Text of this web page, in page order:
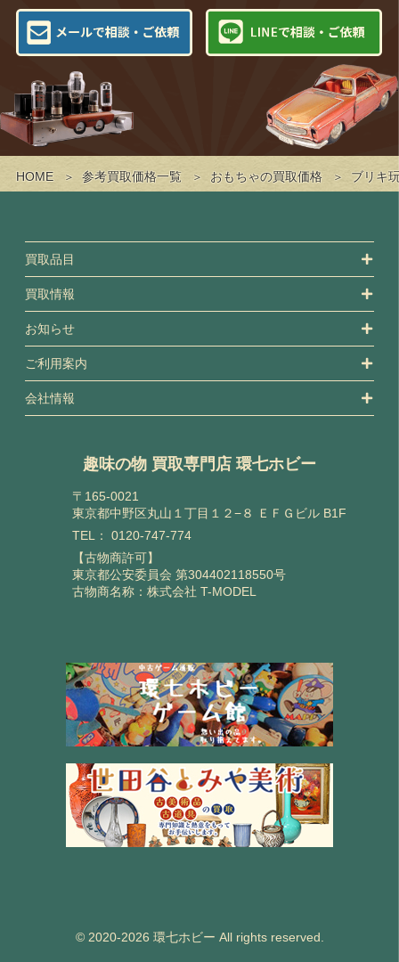
HOME 参考買取価格一覧 おもちゃの買取価格 ブリキ
買取品目
買取情報
お知らせ
ご利用案内
会社情報
趣味の物 買取専門店 環七ホビー
〒165-0021
東京都中野区丸山１丁目１２−８ ＥＦＧビル B1F
TEL： 0120-747-774
【古物商許可】
東京都公安委員会 第304402118550号
古物商名称：株式会社 T-MODEL
© 2020-2026 環七ホビー All rights reserved.